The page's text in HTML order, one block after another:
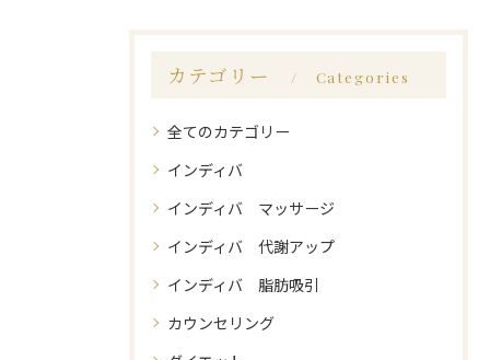
カテゴリー Categories
全てのカテゴリー
インディバ
インディバ マッサージ
インディバ 代謝アップ
インディバ 脂肪吸引
カウンセリング